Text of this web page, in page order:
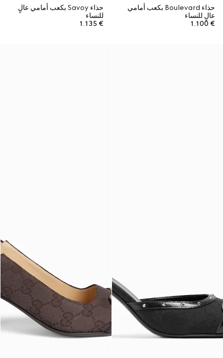
حذاء Boulevard بكعب أمامي
عالٍ للنساء
€ 1.100
حذاء Savoy بكعب أمامي عالٍ
للنساء
€ 1.135